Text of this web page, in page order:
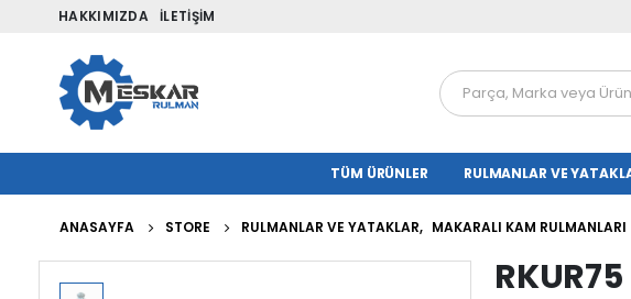
HAKKIMIZDA İLETIŞIM
TÜM ÜRÜNLER RULMANLAR VE
ANASAYFA STORE RULMANLAR VE YATAKLAR, MAKARALI KAM RULMANLARI
RKUR75